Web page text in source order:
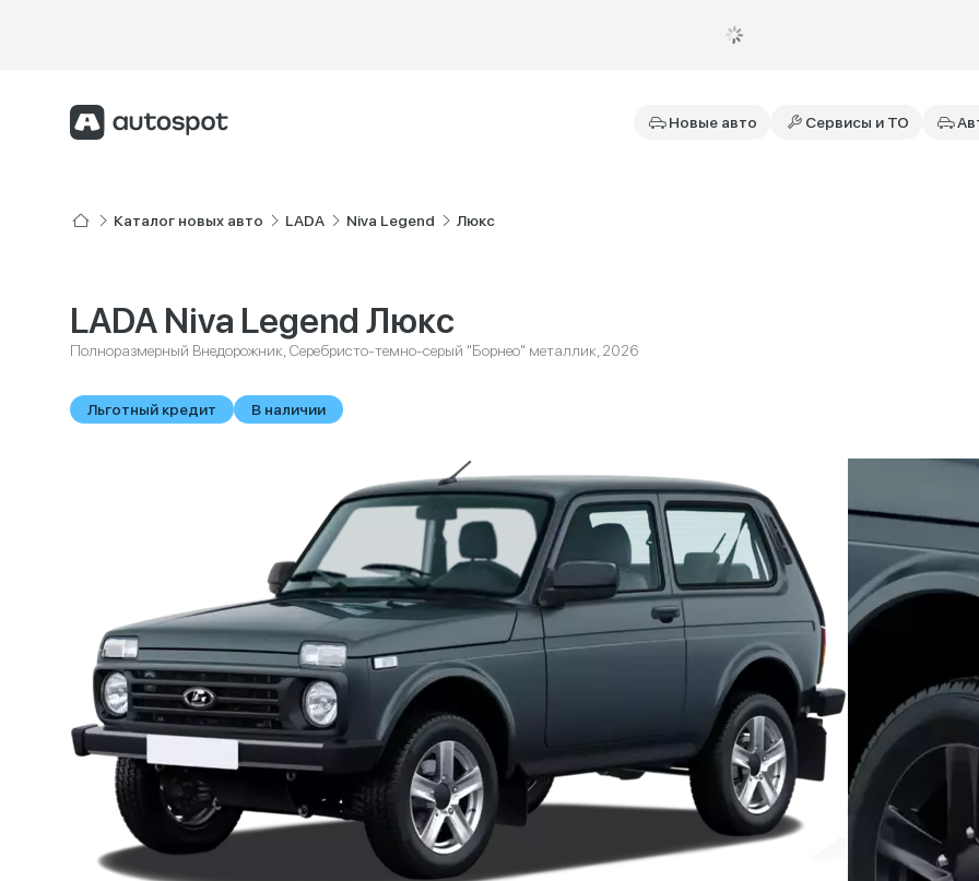
Новые авто Сервисы и ТО
Каталог новых авто LADA Niva Legend Люкс
LADA Niva Legend Люкс
Полноразмерный Внедорожник, Серебристо-темно-серый "Борнео" металлик, 2026
Льготный кредит В наличии